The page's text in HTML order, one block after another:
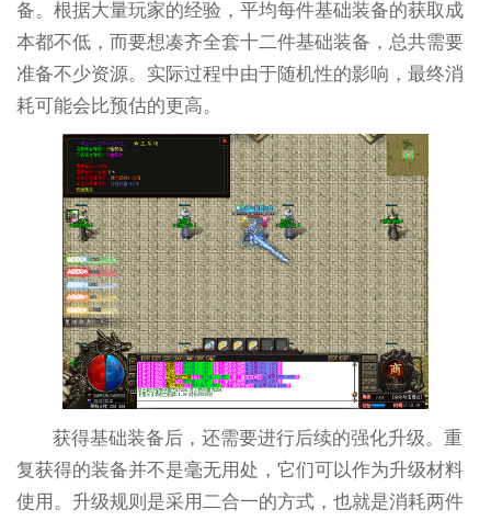
备。根据大量玩家的经验，平均每件基础装备的获取成
本都不低，而要想凑齐全套十二件基础装备，总共需要
准备不少资源。实际过程中由于随机性的影响，最终消
耗可能会比预估的更高。
获得基础装备后，还需要进行后续的强化升级。重
复获得的装备并不是毫无用处，它们可以作为升级材料
使用。升级规则是采用二合一的方式，也就是消耗两件